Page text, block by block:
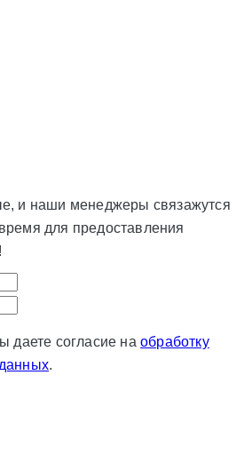
и наши менеджеры связажутся
для предоставления
даете согласие наобработку
.